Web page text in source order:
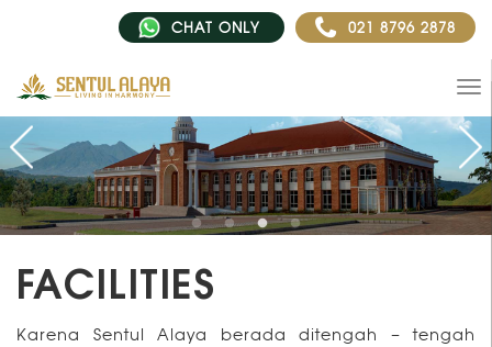
CHAT ONLY 021 8796 2878
FACILITIES
Karena Sentul Alaya berada ditengah – tengah